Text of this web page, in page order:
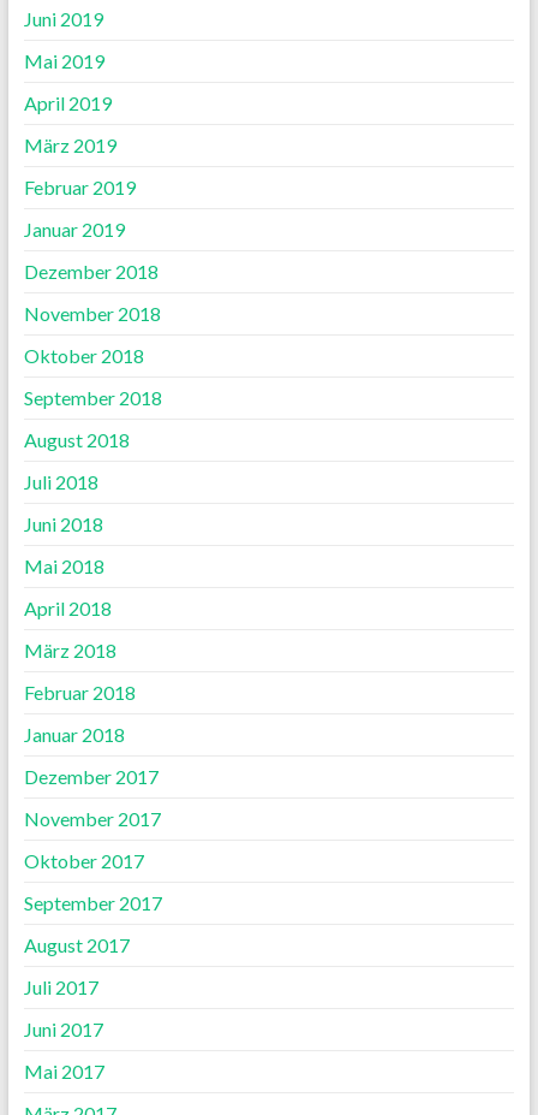
Juni 2019
Mai 2019
April 2019
März 2019
Februar 2019
Januar 2019
Dezember 2018
November 2018
Oktober 2018
September 2018
August 2018
Juli 2018
Juni 2018
Mai 2018
April 2018
März 2018
Februar 2018
Januar 2018
Dezember 2017
November 2017
Oktober 2017
September 2017
August 2017
Juli 2017
Juni 2017
Mai 2017